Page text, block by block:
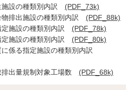
施設の種類別内訳 (PDF_73k)
排出施設の種類別内訳 (PDF_88k)
定施設の種類別内訳 (PDF_78k)
定施設の種類別内訳 (PDF_80k)
係る指定施設の種類別内訳
排出量規制対象工場数 (PDF_68k)